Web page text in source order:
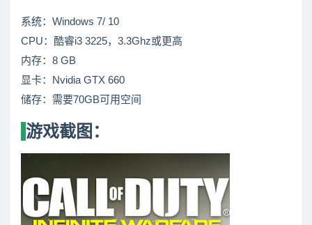
系统：Windows 7/ 10
CPU：酷睿i3 3225，3.3Ghz或更高
内存：8 GB
显卡：Nvidia GTX 660
储存：需要70GB可用空间
游戏截图：